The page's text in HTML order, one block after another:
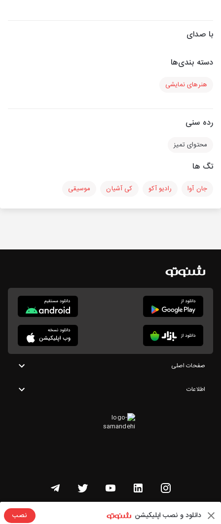
با صدای
دسته بندی‌ها
هنرهای نمایشی
رده سنی
محتوای تمیز
تگ ها
جان آوا رادیو آکو کی آشیان موسیقی
دانلود و نصب اپلیکیشن نصب
صفحات اصلی
اطلاعات
تمامی حقوق این وبسایت متعلق به شنوتو است